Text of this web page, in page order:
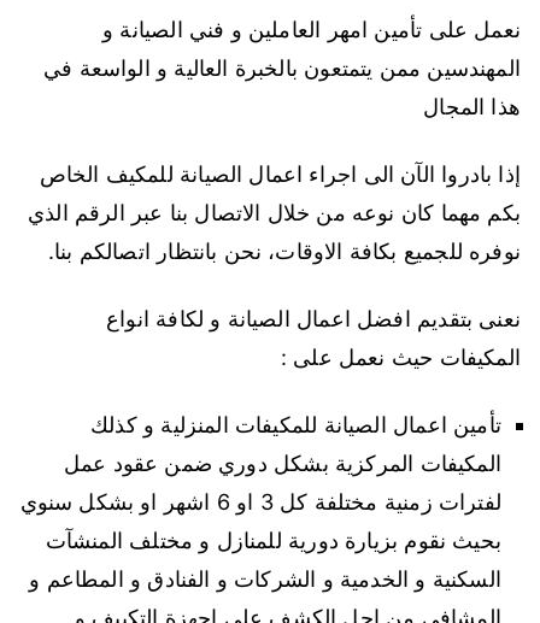
نعمل على تأمين امهر العاملين و فني الصيانة و
المهندسين ممن يتمتعون بالخبرة العالية و الواسعة في
هذا المجال
إذا بادروا الآن الى اجراء اعمال الصيانة للمكيف الخاص
بكم مهما كان نوعه من خلال الاتصال بنا عبر الرقم الذي
نوفره للجميع بكافة الاوقات، نحن بانتظار اتصالكم بنا.
نعنى بتقديم افضل اعمال الصيانة و لكافة انواع
المكيفات حيث نعمل على :
تأمين اعمال الصيانة للمكيفات المنزلية و كذلك
المكيفات المركزية بشكل دوري ضمن عقود عمل
لفترات زمنية مختلفة كل 3 او 6 اشهر او بشكل سنوي
بحيث نقوم بزيارة دورية للمنازل و مختلف المنشآت
السكنية و الخدمية و الشركات و الفنادق و المطاعم و
المشافي من اجل الكشف على اجهزة التكييف و